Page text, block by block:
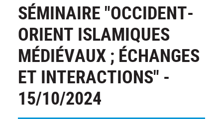
SÉMINAIRE "OCCIDENT-
ORIENT ISLAMIQUES
MÉDIÉVAUX ; ÉCHANGES
ET INTERACTIONS" -
15/10/2024